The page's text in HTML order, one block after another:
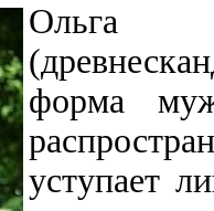
форма
уступает